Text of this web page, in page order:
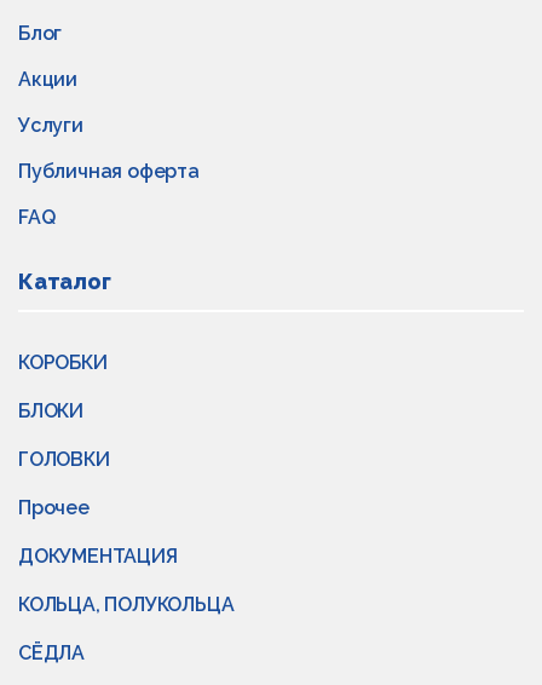
Блог
Акции
Услуги
Публичная оферта
FAQ
Каталог
КОРОБКИ
БЛОКИ
ГОЛОВКИ
Прочее
ДОКУМЕНТАЦИЯ
КОЛЬЦА, ПОЛУКОЛЬЦА
СЁДЛА